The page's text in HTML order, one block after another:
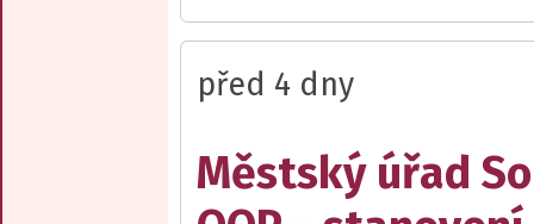
před 4 dny
Městský úřad